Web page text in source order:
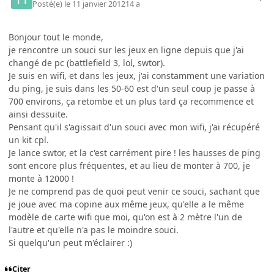
Posté(e) le 11 janvier 201214 a
Bonjour tout le monde,
je rencontre un souci sur les jeux en ligne depuis que j'ai
changé de pc (battlefield 3, lol, swtor).
Je suis en wifi, et dans les jeux, j'ai constamment une variation
du ping, je suis dans les 50-60 est d'un seul coup je passe à
700 environs, ça retombe et un plus tard ça recommence et
ainsi dessuite.
Pensant qu'il s'agissait d'un souci avec mon wifi, j'ai récupéré
un kit cpl.
Je lance swtor, et la c'est carrément pire ! les hausses de ping
sont encore plus fréquentes, et au lieu de monter à 700, je
monte à 12000 !
Je ne comprend pas de quoi peut venir ce souci, sachant que
je joue avec ma copine aux même jeux, qu'elle a le même
modèle de carte wifi que moi, qu'on est à 2 mètre l'un de
l'autre et qu'elle n'a pas le moindre souci.
Si quelqu'un peut m'éclairer :)
Citer